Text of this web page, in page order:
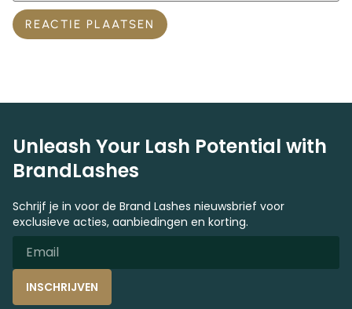
Unleash Your Lash Potential with
BrandLashes
Schrijf je in voor de Brand Lashes nieuwsbrief voor
exclusieve acties, aanbiedingen en korting.
INSCHRIJVEN